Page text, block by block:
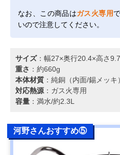
なお、この商品はガス火専用
いので注意してください。
サイズ：幅27×奥行20.4×高さ
重さ ：約660g
本体材質 ：純銅（内面/錫メッキ）
対応熱源 ：ガス火専用
容量 ：満水/約2.3L
河野さんおすすめ⑤